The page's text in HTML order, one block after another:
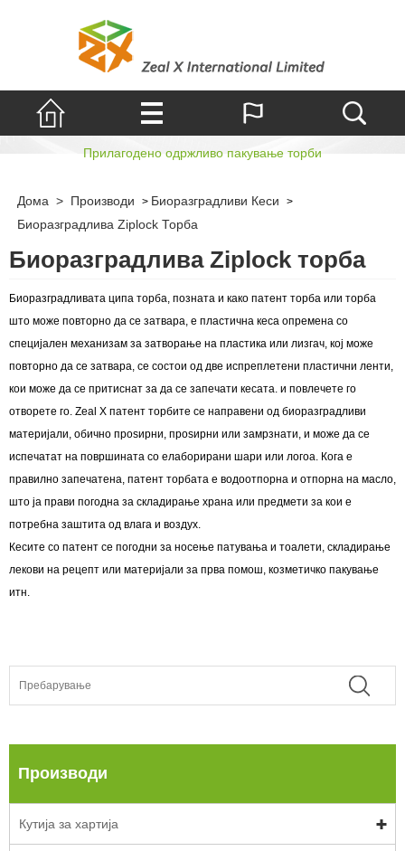
Торба со патент
Прилагодено одржливо пакување торби
Дома > Производи > Биоразградливи Кеси >
Биоразградлива Ziplock Торба
Биоразградлива Ziplock торба
Биоразградливата ципа торба, позната и како патент торба или торба
што може повторно да се затвара, е пластична кеса опремена со
специјален механизам за затворање на пластика или лизгач, кој може
повторно да се затвара, се состои од две испреплетени пластични ленти,
кои може да се притиснат за да се запечати кесата. и повлечете го
отворете го. Zeal X патент торбите се направени од биоразградливи
материјали, обично проѕирни, проѕирни или замрзнати, и може да се
испечатат на површината со елаборирани шари или логоа. Кога е
правилно запечатена, патент торбата е водоотпорна и отпорна на масло,
што ја прави погодна за складирање храна или предмети за кои е
потребна заштита од влага и воздух.
Кесите со патент се погодни за носење патувања и тоалети, складирање
лекови на рецепт или материјали за прва помош, козметичко пакување
итн.
Производи
Кутија за хартија